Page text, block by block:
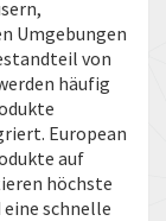
Umgebungen
von
häufig
European
auf
höchste
schnelle